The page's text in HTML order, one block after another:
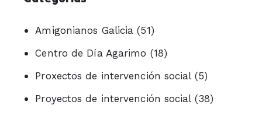
Amigonianos Galicia (51)
Centro de Día Agarimo (18)
Proxectos de intervención social(5)
Proyectos de intervención social(38)